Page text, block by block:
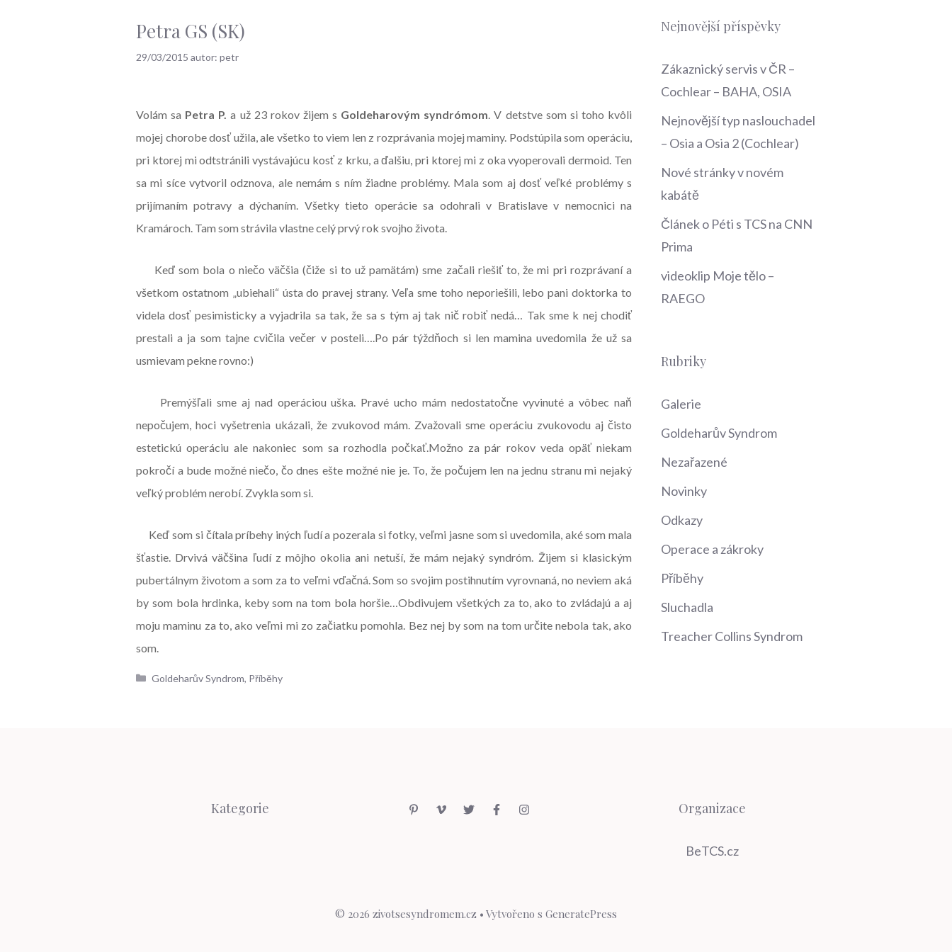
Petra GS (SK)
29/03/2015 autor: petr
Volám sa Petra P. a už 23 rokov žijem s Goldeharovým syndrómom. V detstve som si toho kvôli
mojej chorobe dosť užila, ale všetko to viem len z rozprávania mojej maminy. Podstúpila som operáciu,
pri ktorej mi odtstránili vystávajúcu kosť z krku, a ďalšiu, pri ktorej mi z oka vyoperovali dermoid. Ten
sa mi síce vytvoril odznova, ale nemám s ním žiadne problémy. Mala som aj dosť veľké problémy s
prijímaním potravy a dýchaním. Všetky tieto operácie sa odohrali v Bratislave v nemocnici na
Kramároch. Tam som strávila vlastne celý prvý rok svojho života.
Keď som bola o niečo väčšia (čiže si to už pamätám) sme začali riešiť to, že mi pri rozprávaní a
všetkom ostatnom „ubiehali“ ústa do pravej strany. Veľa sme toho neporiešili, lebo pani doktorka to
videla dosť pesimisticky a vyjadrila sa tak, že sa s tým aj tak nič robiť nedá… Tak sme k nej chodiť
prestali a ja som tajne cvičila večer v posteli….Po pár týždňoch si len mamina uvedomila že už sa
usmievam pekne rovno:)
Premýšľali sme aj nad operáciou uška. Pravé ucho mám nedostatočne vyvinuté a vôbec naň
nepočujem, hoci vyšetrenia ukázali, že zvukovod mám. Zvažovali sme operáciu zvukovodu aj čisto
estetickú operáciu ale nakoniec som sa rozhodla počkať.Možno za pár rokov veda opäť niekam
pokročí a bude možné niečo, čo dnes ešte možné nie je. To, že počujem len na jednu stranu mi nejaký
veľký problém nerobí. Zvykla som si.
Keď som si čítala príbehy iných ľudí a pozerala si fotky, veľmi jasne som si uvedomila, aké som mala
šťastie. Drvivá väčšina ľudí z môjho okolia ani netuší, že mám nejaký syndróm. Žijem si klasickým
pubertálnym životom a som za to veľmi vďačná. Som so svojim postihnutím vyrovnaná, no neviem aká
by som bola hrdinka, keby som na tom bola horšie…Obdivujem všetkých za to, ako to zvládajú a aj
moju maminu za to, ako veľmi mi zo začiatku pomohla. Bez nej by som na tom určite nebola tak, ako
som.
Rubriky
Goldeharův Syndrom, Příběhy
Nejnovější příspěvky
Zákaznický servis v ČR –
Cochlear – BAHA, OSIA
Nejnovější typ naslouchadel
– Osia a Osia 2 (Cochlear)
Nové stránky v novém
kabátě
Článek o Péti s TCS na CNN
Prima
videoklip Moje tělo –
RAEGO
Rubriky
Galerie
Goldeharův Syndrom
Nezařazené
Novinky
Odkazy
Operace a zákroky
Příběhy
Sluchadla
Treacher Collins Syndrom
Kategorie Organizace
BeTCS.cz
© 2026 zivotsesyndromem.cz • Vytvořeno s GeneratePress